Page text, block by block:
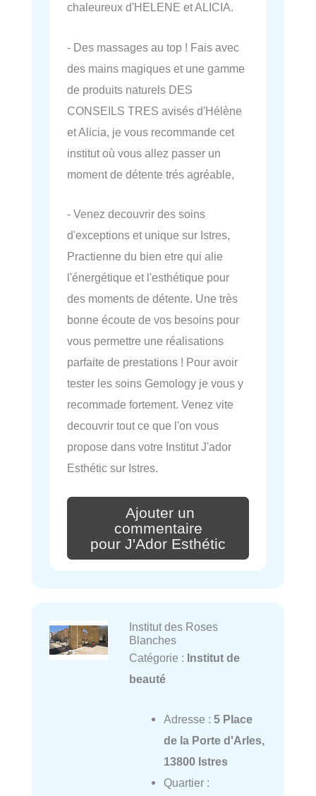
chaleureux d'HELENE et ALICIA.
- Des massages au top ! Fais avec
des mains magiques et une gamme
de produits naturels DES
CONSEILS TRES avisés d'Hélène
et Alicia, je vous recommande cet
institut où vous allez passer un
moment de détente trés agréable,
- Venez decouvrir des soins
d'exceptions et unique sur Istres,
Practienne du bien etre qui alie
l'énergétique et l'esthétique pour
des moments de détente. Une très
bonne écoute de vos besoins pour
vous permettre une réalisations
parfaite de prestations ! Pour avoir
tester les soins Gemology je vous y
recommade fortement. Venez vite
decouvrir tout ce que l'on vous
propose dans votre Institut J'ador
Esthétic sur Istres.
Ajouter un
commentaire
pour J'Ador Esthétic
Institut des Roses
Blanches
Catégorie : Institut de
beauté
Adresse : 5 Place
de la Porte d'Arles,
13800 Istres
Quartier :